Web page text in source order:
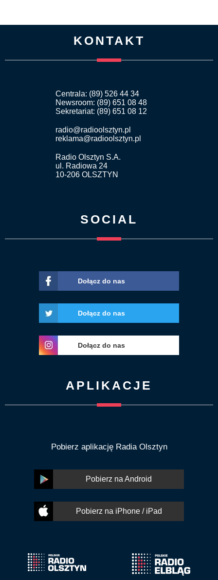
KONTAKT
Centrala: (89) 526 44 34
Newsroom: (89) 651 08 48
Sekretariat: (89) 651 08 12
radio@radioolsztyn.pl
reklama@radioolsztyn.pl
Radio Olsztyn S.A.
ul. Radiowa 24
10-206 OLSZTYN
SOCIAL
Dołącz do nas
Dołącz do nas
Dołącz do nas
APLIKACJE
Pobierz aplikację Radia Olsztyn
Pobierz na Android
Pobierz na iPhone / iPad